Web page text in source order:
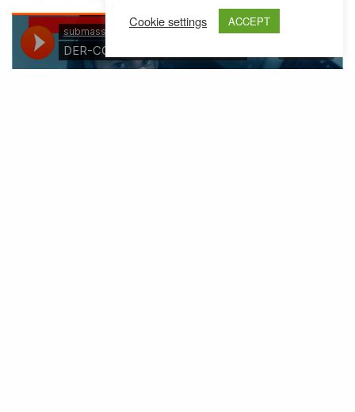
Cookie settings
ACCEPT